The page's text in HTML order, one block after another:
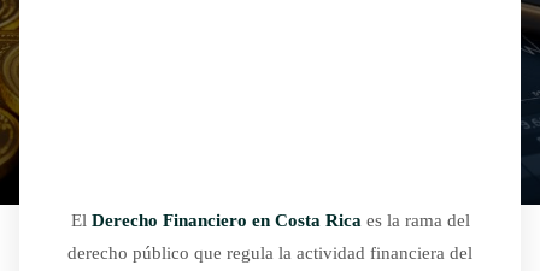
El Derecho Financiero en Costa Rica es la rama del
derecho público que regula la actividad financiera del